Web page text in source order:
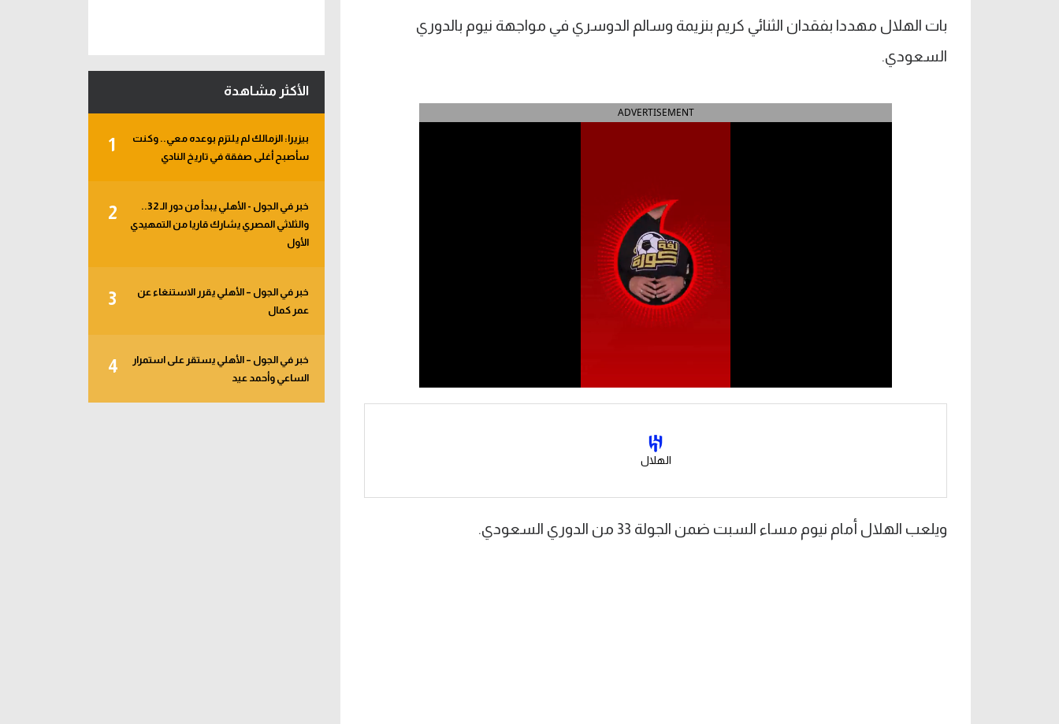
بات الهلال مهددا بفقدان الثنائي كريم بنزيمة وسالم الدوسري في مواجهة نيوم بالدوري
السعودي.
ADVERTISEMENT
الهلال
ويلعب الهلال أمام نيوم مساء السبت ضمن الجولة 33 من الدوري السعودي.
الأكثر مشاهدة
1
بيزيرا: الزمالك لم يلتزم بوعده معي.. وكنت
سأصبح أغلى صفقة في تاريخ النادي
2
خبر في الجول - الأهلي يبدأ من دور الـ 32..
والثلاثي المصري يشارك قاريا من التمهيدي
الأول
3
خبر في الجول – الأهلي يقرر الاستنغاء عن
عمر كمال
4
خبر في الجول – الأهلي يستقر على استمرار
الساعي وأحمد عيد